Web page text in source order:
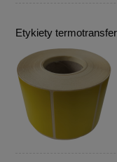
Etykiety